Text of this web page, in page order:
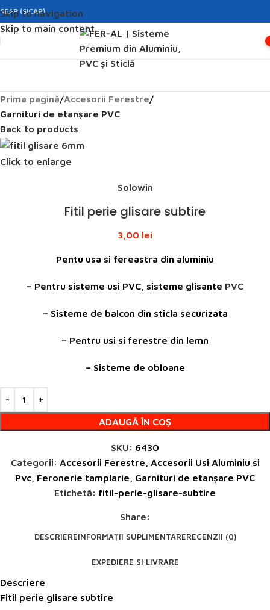
Skip to navigation
Skip to main content
SEAP (SICAP)
Prima pagină Accesorii Ferestre
Garnituri de etanșare PVC
Back to products
Click to enlarge
Solowin
Fitil perie glisare subtire
3,00 lei
Pentu usa si fereastra din aluminiu
– Pentru sisteme usi PVC, sisteme glisante PVC
– Sisteme de balcon din sticla securizata
– Pentru usi si ferestre din lemn
– Sisteme de obloane
ADAUGĂ ÎN COȘ
SKU: 6430
Categorii: Accesorii Ferestre
Accesorii Usi Aluminiu si
Pvc Feronerie tamplarie
Garnituri de etanșare PVC
Etichetă: fitil-perie-glisare-subtire
Share:
DESCRIEREINFORMAȚII SUPLIMENTARERECENZII (0)
EXPEDIERE SI LIVRARE
Descriere
Fitil perie glisare subtire